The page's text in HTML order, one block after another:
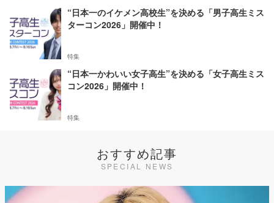
“日本一のイケメン高校生”を決める「男子高生ミス
ターコン2026」開催中！
特集
“日本一かわいい女子高生”を決める「女子高生ミス
コン2026」開催中！
特集
おすすめ記事
SPECIAL NEWS